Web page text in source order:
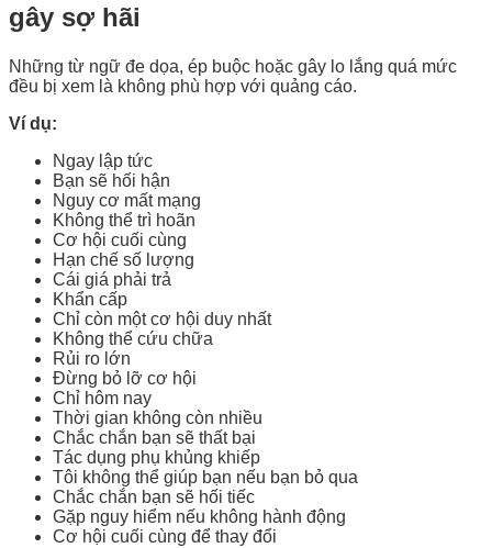
gây sợ hãi
Những từ ngữ đe dọa, ép buộc hoặc gây lo lắng quá mức
đều bị xem là không phù hợp với quảng cáo.
Ví dụ:
Ngay lập tức
Bạn sẽ hối hận
Nguy cơ mất mạng
Không thể trì hoãn
Cơ hội cuối cùng
Hạn chế số lượng
Cái giá phải trả
Khẩn cấp
Chỉ còn một cơ hội duy nhất
Không thể cứu chữa
Rủi ro lớn
Đừng bỏ lỡ cơ hội
Chỉ hôm nay
Thời gian không còn nhiều
Chắc chắn bạn sẽ thất bại
Tác dụng phụ khủng khiếp
Tôi không thể giúp bạn nếu bạn bỏ qua
Chắc chắn bạn sẽ hối tiếc
Gặp nguy hiểm nếu không hành động
Cơ hội cuối cùng để thay đổi